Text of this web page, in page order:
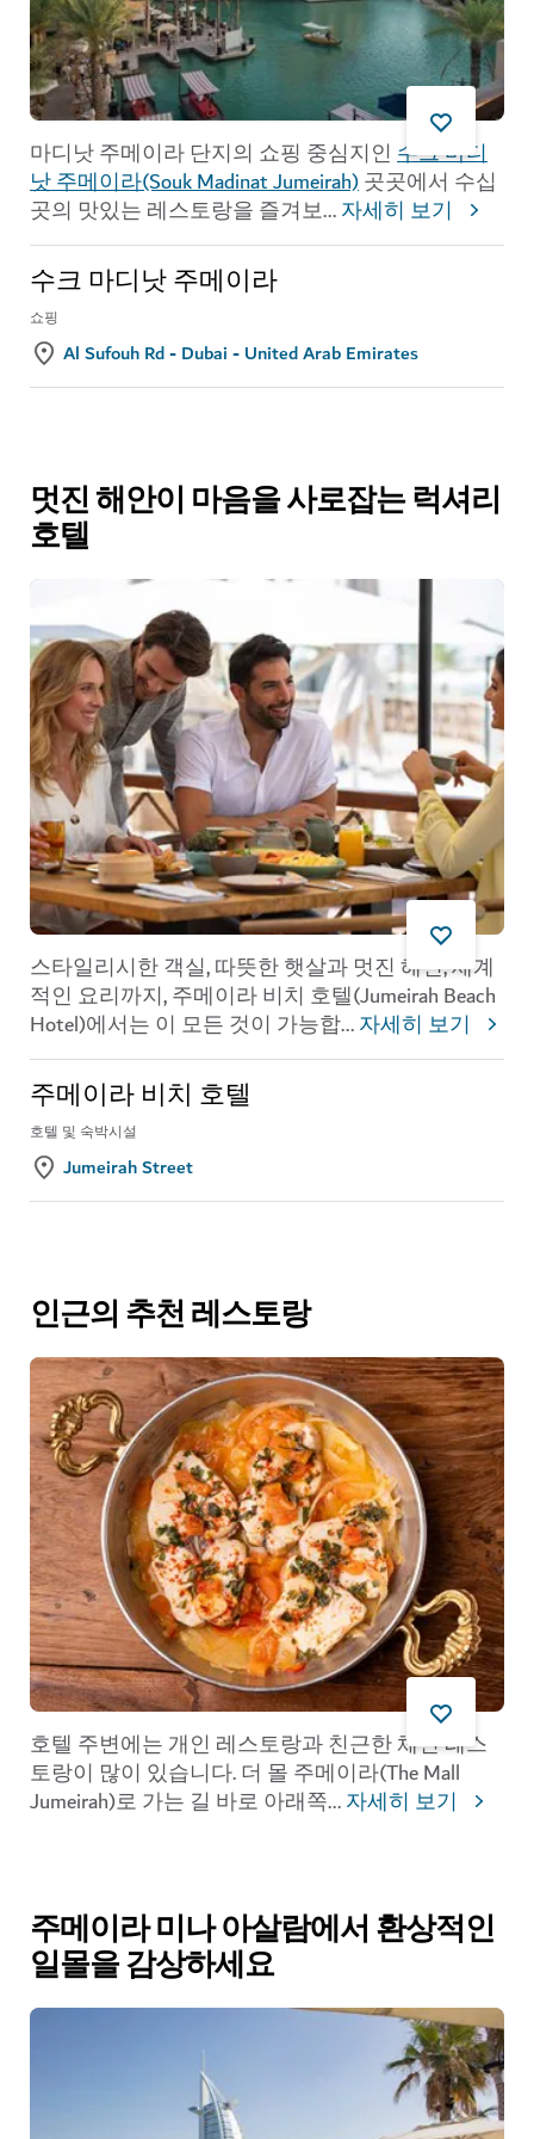
마디낫 주메이라 단지의 쇼핑 중심지인 수크 마디
낫 주메이라(Souk Madinat Jumeirah)곳곳에서 수십
곳의 맛있는 레스토랑을 즐겨보...자세히 보기
수크 마디낫 주메이라
쇼핑
Al Sufouh Rd - Dubai - United Arab Emirates
멋진 해안이 마음을 사로잡는 럭셔리
호텔
스타일리시한 객실, 따뜻한 햇살과 멋진 해변, 세계
적인 요리까지, 주메이라 비치 호텔(Jumeirah Beach
Hotel)에서는 이 모든 것이 가능합...자세히 보기
주메이라 비치 호텔
호텔 및 숙박시설
Jumeirah Street
인근의 추천 레스토랑
호텔 주변에는 개인 레스토랑과 친근한 체인 레스
토랑이 많이 있습니다. 더 몰 주메이라(The Mall
Jumeirah)로 가는 길 바로 아래쪽...자세히 보기
주메이라 미나 아살람에서 환상적인
일몰을 감상하세요